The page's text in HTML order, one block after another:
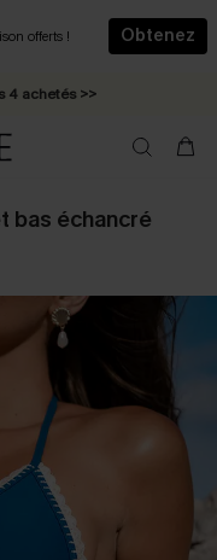
offerts !
Obtenez
>>
4 achetés >>
bas échancré